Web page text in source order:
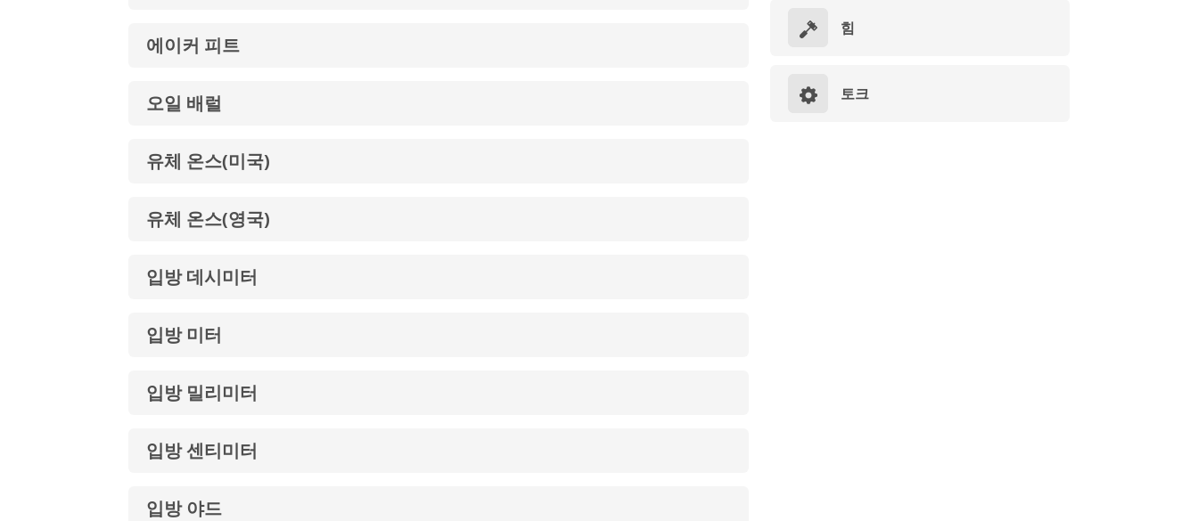
에이커 피트
오일 배럴
유체 온스(미국)
유체 온스(영국)
입방 데시미터
입방 미터
입방 밀리미터
입방 센티미터
입방 야드
힘
토크